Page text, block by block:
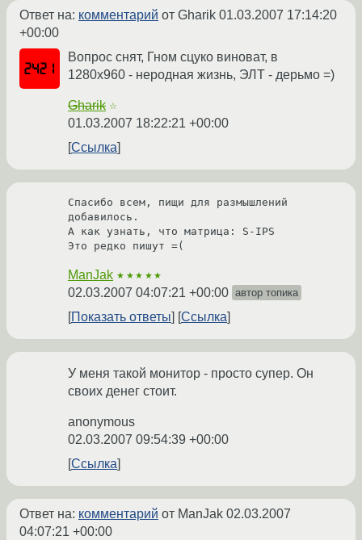
Ответ на: комментарий от Gharik 01.03.2007 17:14:20
+00:00
Вопрос снят, Гном сцуко виноват, в
1280х960 - неродная жизнь, ЭЛТ - дерьмо =)
Gharik ☆
01.03.2007 18:22:21 +00:00
Ссылка
Спасибо всем, пищи для размышлений
добавилось.
А как узнать, что матрица: S-IPS
Это редко пишут =(
ManJak ★★★★★
02.03.2007 04:07:21 +00:00 автор топика
Показать ответы Ссылка
У меня такой монитор - просто супер. Он
своих денег стоит.
anonymous
02.03.2007 09:54:39 +00:00
Ссылка
Ответ на: комментарий от ManJak 02.03.2007
04:07:21 +00:00